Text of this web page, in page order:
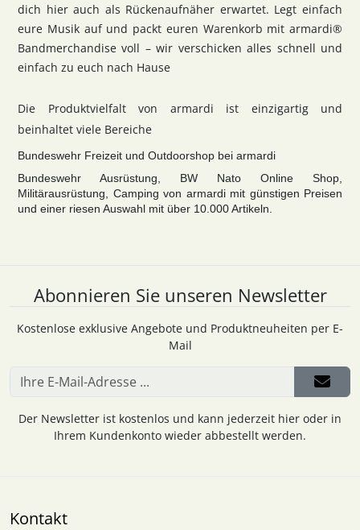
dich hier auch als Rückenaufnäher erwartet. Legt einfach
eure Musik auf und packt euren Warenkorb mit armardi®
Bandmerchandise voll – wir verschicken alles schnell und
einfach zu euch nach Hause
Die Produktvielfalt von armardi ist einzigartig und
beinhaltet viele Bereiche
Bundeswehr Freizeit und Outdoorshop bei armardi
Bundeswehr Ausrüstung, BW Nato Online Shop,
Militärausrüstung, Camping von armardi mit günstigen Preisen
und einer riesen Auswahl mit über 10.000 Artikeln.
Abonnieren Sie unseren Newsletter
Kostenlose exklusive Angebote und Produktneuheiten per E-
Mail
Der Newsletter ist kostenlos und kann jederzeit hier oder in
Ihrem Kundenkonto wieder abbestellt werden.
Kontakt